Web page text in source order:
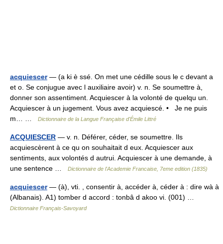
acquiescer— (a ki è ssé. On met une cédille sous le c devant a
et o. Se conjugue avec l auxiliaire avoir) v. n. Se soumettre à,
donner son assentiment. Acquiescer à la volonté de quelqu un.
Acquiescer à un jugement. Vous avez acquiescé. • Je ne puis
m… …
Dictionnaire de la Langue Française d'Émile Littré
ACQUIESCER — v. n. Déférer, céder, se soumettre. Ils
acquiescèrent à ce qu on souhaitait d eux. Acquiescer aux
sentiments, aux volontés d autrui. Acquiescer à une demande, à
une sentence …
Dictionnaire de l'Academie Francaise, 7eme edition (1835)
acquiescer— (à), vti. , consentir à, accéder à, céder à : dire wà à
(Albanais). A1) tomber d accord : tonbâ d akoo vi. (001) …
Dictionnaire Français-Savoyard